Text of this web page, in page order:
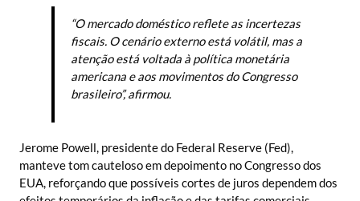
“O mercado doméstico reflete as incertezas
fiscais. O cenário externo está volátil, mas a
atenção está voltada à política monetária
americana e aos movimentos do Congresso
brasileiro”, afirmou.
Jerome Powell, presidente do Federal Reserve (Fed),
manteve tom cauteloso em depoimento no Congresso dos
EUA, reforçando que possíveis cortes de juros dependem dos